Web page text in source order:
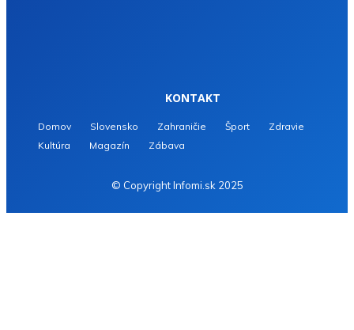
KONTAKT
Domov Slovensko Zahraničie Šport
Zdravie
Kultúra
Magazín Zábava
© Copyright Infomi.sk 2025